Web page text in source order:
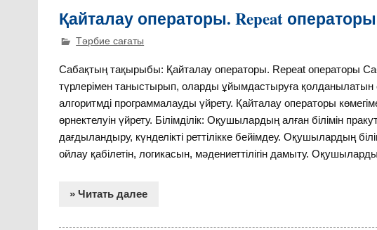
Қайталау операторы. Repeat операторы
Тәрбие сағаты
Сабақтың тақырыбы: Қайталау операторы. Repeat операторы
түрлерімен таныстырып, оларды ұйымдастыруға қолданылатын
алгоритмді программалауды үйрету. Қайталау операторы
өрнектелуін үйрету. Білімділік: Оқушылардың алған білімін
дағдыландыру, күнделікті реттілікке бейімдеу. Оқушылардың
ойлау қабілетін, логикасын, мәдениеттілігін дамыту.
» Читать далее